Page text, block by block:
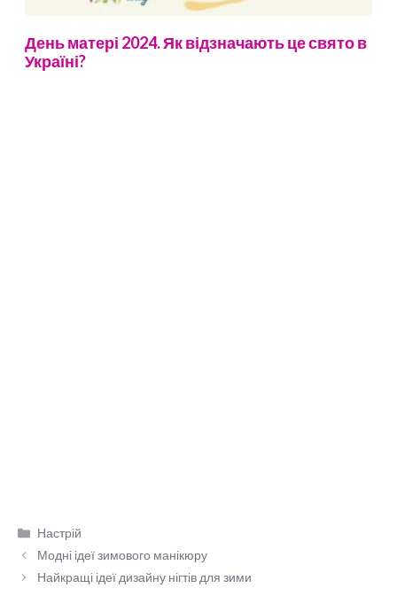
День матері 2024. Як відзначають це свято в
Україні?
Категорії
Настрій
Модні ідеї зимового манікюру
Найкращі ідеї дизайну нігтів для зими